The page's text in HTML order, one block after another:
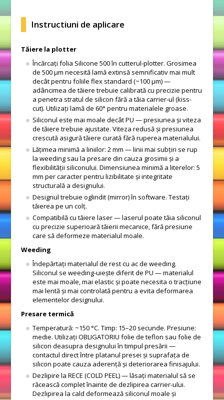
Instructiuni de aplicare
Tăiere la plotter
Încărcați folia Silicone 500 în cutterul-plotter. Grosimea
de 500 μm necesită lamă extinsă semnificativ mai mult
decât pentru foliile flex standard (~100 μm) —
adâncimea de tăiere trebuie calibrată cu precizie pentru
a penetra stratul de silicon fără a tăia carrier-ul (kiss-
cut). Utilizați lamă de 60° pentru materialele groase.
Siliconul este mai moale decât PU — presiunea și viteza
de tăiere trebuie ajustate. Viteza redusă și presiunea
crescută asigură tăiere curată fără ruperea materialului.
Lățimea minimă a liniilor: 2 mm — linii mai subțiri se rup
la weeding sau la presare din cauza grosimii și a
flexibilității siliconului. Dimensiunea minimă a literelor: 5
mm per caracter pentru lizibilitate și integritate
structurală a designului.
Designul trebuie oglindit (mirror) în software. Testați
tăierea pe un colț.
Compatibilă cu tăiere laser — laserul poate tăia siliconul
cu precizie superioară tăierii mecanice, fără presiune
care să deformeze materialul moale.
Weeding
Îndepărtați materialul de rest cu ac de weeding.
Siliconul se weeding-uiește diferit de PU — materialul
este mai moale, mai elastic și poate necesita o tracțiune
mai lentă și mai controlată pentru a evita deformarea
elementelor designului.
Presare termică
Temperatură: ~150 °C. Timp: 15–20 secunde. Presiune:
medie. Utilizați OBLIGATORIU folie de teflon sau folie de
silicon deasupra designului în timpul presării —
contactul direct între platanul presei și suprafața de
silicon poate cauza aderență și deteriorarea finisajului.
Dezlipire la RECE (COLD PEEL) — lăsați materialul să se
răcească complet înainte de dezlipirea carrier-ului.
Dezlipirea la cald deformează siliconul moale și